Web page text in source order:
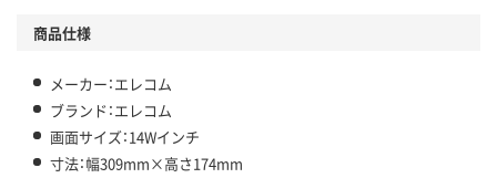
商品仕様
メーカー：エレコム
ブランド：エレコム
画面サイズ：14Wインチ
寸法：幅309mm×高さ174mm